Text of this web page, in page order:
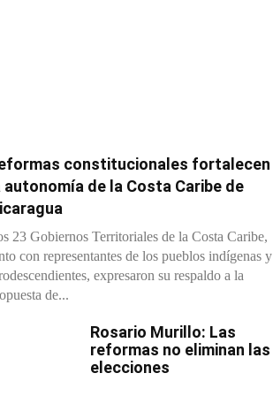
constitucionales fortalecen
autonomía de la Costa Caribe de
23 Gobiernos Territoriales de la Costa Caribe,
con representantes de los pueblos indígenas y
expresaron su respaldo a la
de...
Rosario Murillo: Las
reformas no eliminan las
elecciones